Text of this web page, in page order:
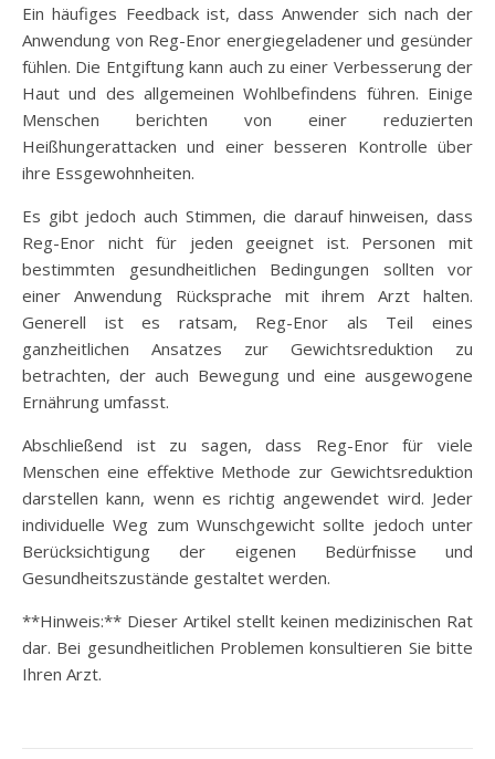
Ein häufiges Feedback ist, dass Anwender sich nach der
Anwendung von Reg-Enor energiegeladener und gesünder
fühlen. Die Entgiftung kann auch zu einer Verbesserung der
Haut und des allgemeinen Wohlbefindens führen. Einige
Menschen berichten von einer reduzierten
Heißhungerattacken und einer besseren Kontrolle über
ihre Essgewohnheiten.
Es gibt jedoch auch Stimmen, die darauf hinweisen, dass
Reg-Enor nicht für jeden geeignet ist. Personen mit
bestimmten gesundheitlichen Bedingungen sollten vor
einer Anwendung Rücksprache mit ihrem Arzt halten.
Generell ist es ratsam, Reg-Enor als Teil eines
ganzheitlichen Ansatzes zur Gewichtsreduktion zu
betrachten, der auch Bewegung und eine ausgewogene
Ernährung umfasst.
Abschließend ist zu sagen, dass Reg-Enor für viele
Menschen eine effektive Methode zur Gewichtsreduktion
darstellen kann, wenn es richtig angewendet wird. Jeder
individuelle Weg zum Wunschgewicht sollte jedoch unter
Berücksichtigung der eigenen Bedürfnisse und
Gesundheitszustände gestaltet werden.
**Hinweis:** Dieser Artikel stellt keinen medizinischen Rat
dar. Bei gesundheitlichen Problemen konsultieren Sie bitte
Ihren Arzt.